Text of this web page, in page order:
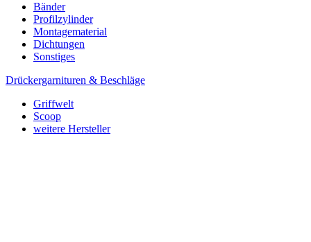
Bänder
Profilzylinder
Montagematerial
Dichtungen
Sonstiges
Drückergarnituren & Beschläge
Griffwelt
Scoop
weitere Hersteller